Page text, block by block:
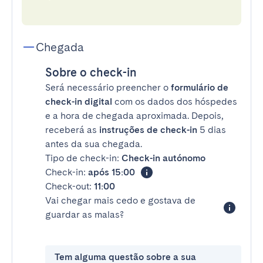
Chegada
Sobre o check-in
Será necessário preencher o formulário de
check-in digital com os dados dos hóspedes
e a hora de chegada aproximada. Depois,
receberá as instruções de check-in 5 dias
antes da sua chegada.
Tipo de check-in: Check-in autónomo
Check-in: após 15:00
Check-out: 11:00
Vai chegar mais cedo e gostava de
guardar as malas?
Tem alguma questão sobre a sua